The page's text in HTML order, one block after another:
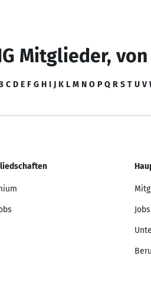
Mitglieder,
C D E F G H I J K L M N O P Q R S T U V